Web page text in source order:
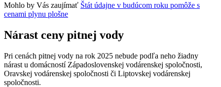
Mohlo by Vás zaujímať Štát údajne v budúcom roku pomôže s
cenami plynu plošne
Nárast ceny pitnej vody
Pri cenách pitnej vody na rok 2025 nebude podľa neho žiadny
nárast u domácností Západoslovenskej vodárenskej spoločnosti,
Oravskej vodárenskej spoločnosti či Liptovskej vodárenskej
spoločnosti.